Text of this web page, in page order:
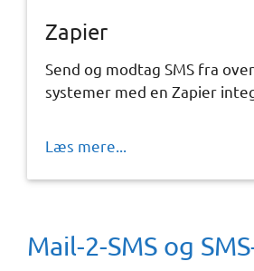
Zapier
Send og modtag SMS fra
systemer med en Zapier
Læs mere...
Mail-2-SMS og